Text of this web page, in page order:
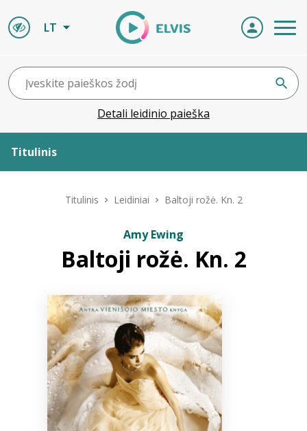
LT
Detali leidinio paieška
Titulinis
ELVIS atvyksta
Naujienos
Bibliotekoms
Titulinis Leidiniai Baltoji rožė. Kn. 2
Amy Ewing
Baltoji rožė. Kn. 2